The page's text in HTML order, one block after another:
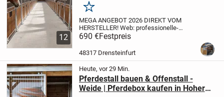
12
Merken
MEGA ANGEBOT 2026 DIREKT VOM
HERSTELLER! Web: professionelle-
aussenboxen.de (Frontmodell LONDON |
ROME | BARCELONA)
Kiefernbretter, braun gestrichen
690 €Festpreis
48317 Drensteinfurt
Heute, vor 29 Min.
Pferdestall bauen & Offenstall -
Weide | Pferdebox kaufen in Hoher